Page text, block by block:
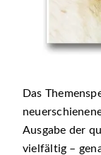
Das
Ausgabe der
vielfältig –